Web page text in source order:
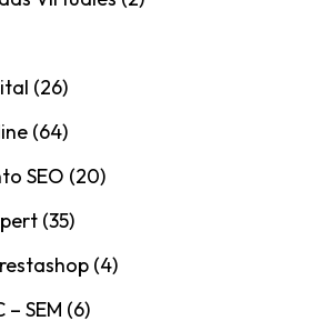
(26)
(64)
SEO (20)
(35)
(4)
– SEM (6)